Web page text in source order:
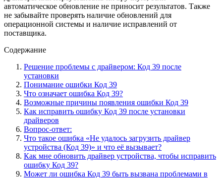
автоматическое обновление не приносит результатов. Также
не забывайте проверять наличие обновлений для
операционной системы и наличие исправлений от
поставщика.
Содержание
Решение проблемы с драйвером: Код 39 после
установки
Понимание ошибки Код 39
Что означает ошибка Код 39?
Возможные причины появления ошибки Код 39
Как исправить ошибку Код 39 после установки
драйверов
Вопрос-ответ:
Что такое ошибка «Не удалось загрузить драйвер
устройства (Код 39)» и что её вызывает?
Как мне обновить драйвер устройства, чтобы исправить
ошибку Код 39?
Может ли ошибка Код 39 быть вызвана проблемами в